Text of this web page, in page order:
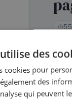
des
cookies pour
des
qui peuvent